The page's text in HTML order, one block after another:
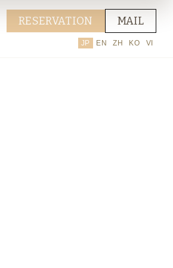
RESERVATION MAIL
JP EN ZH KO VI